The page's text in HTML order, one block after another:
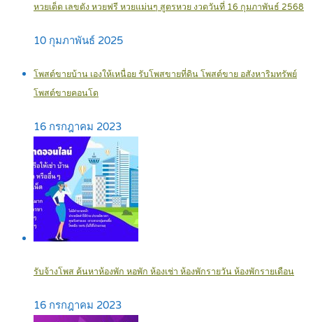
หวยเด็ด เลขดัง หวยฟรี หวยแม่นๆ สูตรหวย งวดวันที่ 16 กุมภาพันธ์ 2568
10 กุมภาพันธ์ 2025
โพสต์ขายบ้าน เองให้เหนื่อย รับโพสขายที่ดิน โพสต์ขาย อสังหาริมทรัพย์
โพสต์ขายคอนโด
16 กรกฎาคม 2023
รับจ้างโพส ค้นหาห้องพัก หอพัก ห้องเช่า ห้องพักรายวัน ห้องพักรายเดือน
16 กรกฎาคม 2023